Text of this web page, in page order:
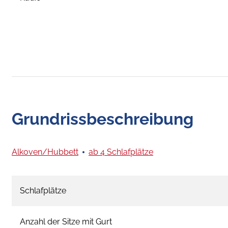
Grundrissbeschreibung
Alkoven/Hubbett ab 4 Schlafplätze
Schlafplätze
Anzahl der Sitze mit Gurt